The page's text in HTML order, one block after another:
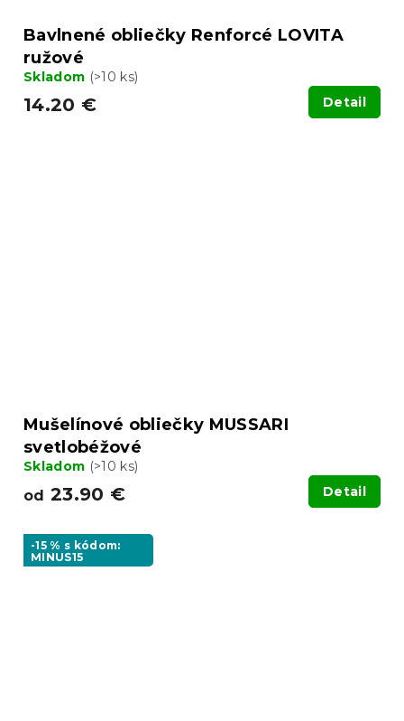
Bavlnené obliečky Renforcé LOVITA
ružové
Skladom (>10 ks)
14.20 € Detail
Mušelínové obliečky MUSSARI
svetlobéžové
Skladom (>10 ks)
od 23.90 € Detail
-15 % s kódom:
MINUS15